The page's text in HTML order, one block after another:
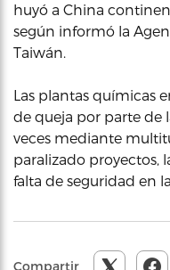
huyó a China
según informó la
Taiwán.
Las plantas químicas
de queja por parte de
veces mediante
paralizado proyectos,
falta de seguridad en
Compartir